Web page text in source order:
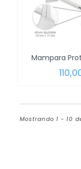
Mostrando 1 - 10